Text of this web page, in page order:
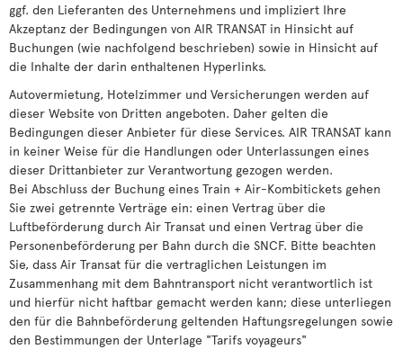
ggf. den Lieferanten des Unternehmens und impliziert Ihre
Akzeptanz der Bedingungen von AIR TRANSAT in Hinsicht auf
Buchungen (wie nachfolgend beschrieben) sowie in Hinsicht auf
die Inhalte der darin enthaltenen Hyperlinks.
Autovermietung, Hotelzimmer und Versicherungen werden auf
dieser Website von Dritten angeboten. Daher gelten die
Bedingungen dieser Anbieter für diese Services. AIR TRANSAT kann
in keiner Weise für die Handlungen oder Unterlassungen eines
dieser Drittanbieter zur Verantwortung gezogen werden.
Bei Abschluss der Buchung eines Train + Air-Kombitickets gehen
Sie zwei getrennte Verträge ein: einen Vertrag über die
Luftbeförderung durch Air Transat und einen Vertrag über die
Personenbeförderung per Bahn durch die SNCF. Bitte beachten
Sie, dass Air Transat für die vertraglichen Leistungen im
Zusammenhang mit dem Bahntransport nicht verantwortlich ist
und hierfür nicht haftbar gemacht werden kann; diese unterliegen
den für die Bahnbeförderung geltenden Haftungsregelungen sowie
den Bestimmungen der Unterlage "Tarifs voyageurs"